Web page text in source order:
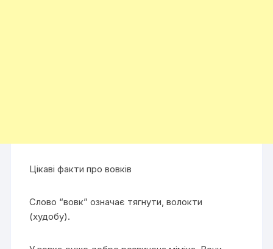
Цікаві факти про вовків
Слово “вовк” означає тягнути, волокти
(худобу).